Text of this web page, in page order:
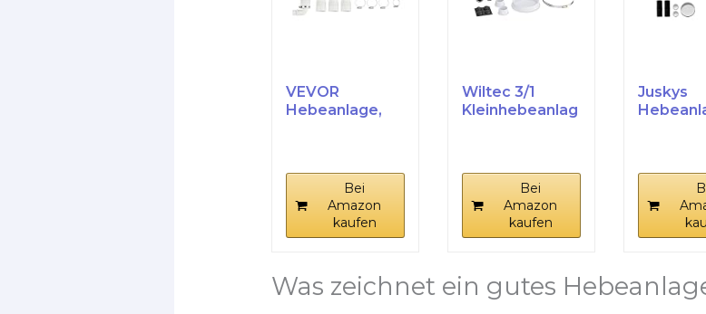
VEVOR
Hebeanlage,
Bei
Amazon
kaufen
Wiltec 3/1
Kleinhebeanlag
Bei
Amazon
kaufen
Juskys
Was zeichnet ein gutes